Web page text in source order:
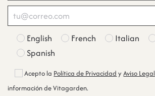
English French Italian
Spanish
Acepto la Política de Privacidad yAviso Legal
información de Vitagarden.